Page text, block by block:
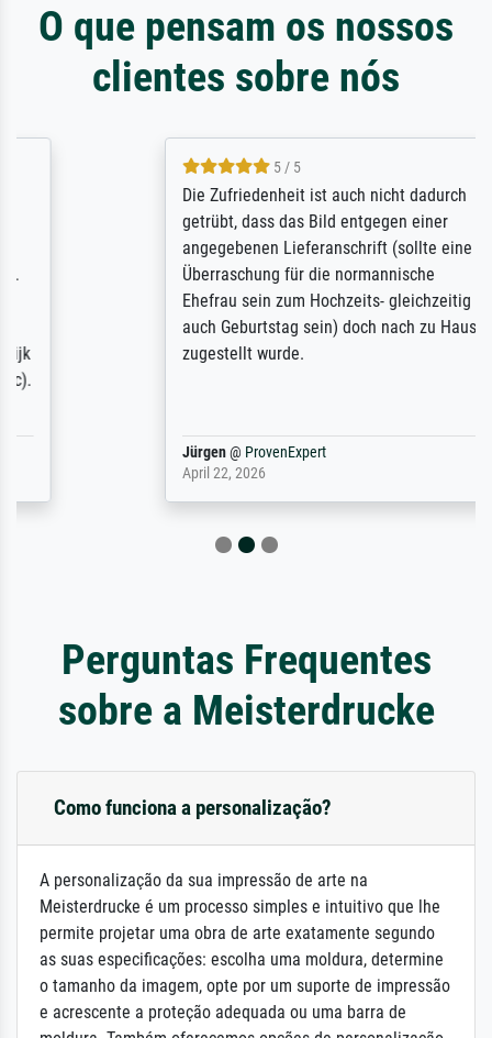
O que pensam os nossos
clientes sobre nós
5 / 5
Die Zufriedenheit ist auch nicht dadurch
getrübt, dass das Bild entgegen einer
angegebenen Lieferanschrift (sollte eine
Überraschung für die normannische
Ehefrau sein zum Hochzeits- gleichzeitig
auch Geburtstag sein) doch nach zu Hause
zugestellt wurde.
ProvenExpert
Perguntas Frequentes
sobre a Meisterdrucke
Como funciona a personalização?
A personalização da sua impressão de arte na
Meisterdrucke é um processo simples e intuitivo que lhe
permite projetar uma obra de arte exatamente segundo
as suas especificações: escolha uma moldura, determine
o tamanho da imagem, opte por um suporte de impressão
e acrescente a proteção adequada ou uma barra de